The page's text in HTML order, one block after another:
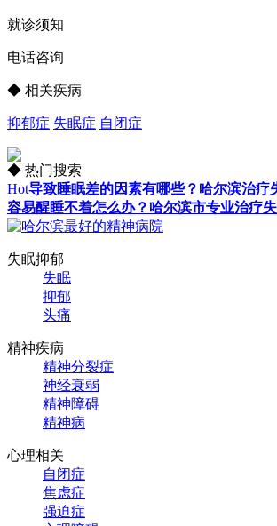
就诊须知
电话咨询
◆ 相关疾病
抑郁症 失眠症 自闭症
◆ 热门搜索
Hot导致睡眠差的因素有哪些？哈尔滨治疗
容易醒睡不着怎么办？哈尔滨市专业治疗
失眠抑郁
失眠
抑郁
头痛
精神疾病
精神分裂症
神经衰弱
精神障碍
精神病
心理相关
自闭症
焦虑症
强迫症